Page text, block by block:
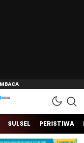
SULSEL PERISTIWA